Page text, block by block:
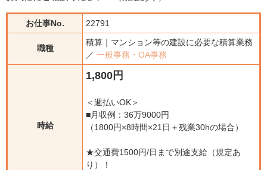
お仕事No. 22791
職種
積算｜マンション等の建設に必要な積算業務
／ 一般事務・OA事務
時給
1,800円
＜週払いOK＞
■月収例：36万9000円
（1800円×8時間×21日＋残業30hの場合）
★交通費1500円/日まで別途支給（規定あ
り）！